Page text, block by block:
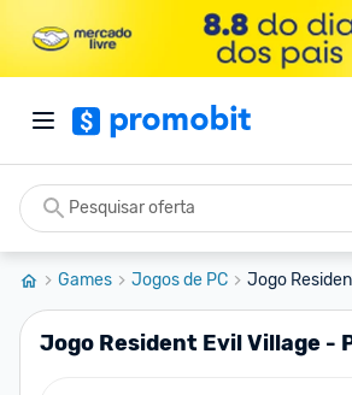
Games Jogos de PC Jogo
Jogo Resident Evil Village -